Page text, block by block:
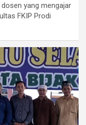
dosen yang mengajar
FKIP Prodi